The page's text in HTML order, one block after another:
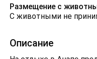
Размещение с
С животными не
Описание